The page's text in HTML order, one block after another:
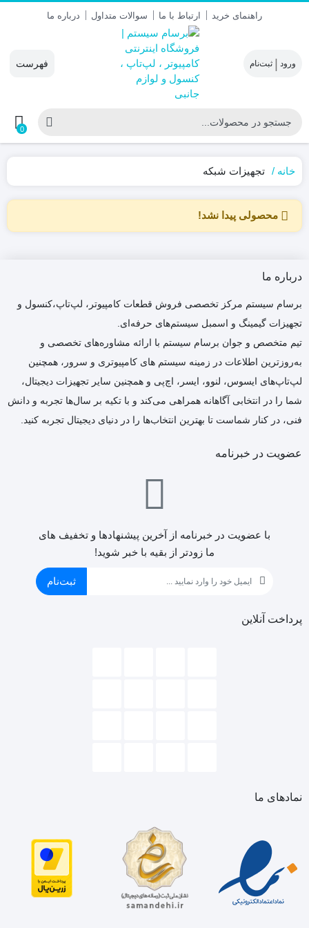
راهنمای خرید ارتباط با ما سوالات متداول درباره ما
|
0
خانه تجهیزات شبکه
محصولی پیدا نشد!
درباره ما
برسام سیستم مرکز تخصصی فروش قطعات کامپیوتر، لپ‌تاپ،کنسول و
تجهیزات گیمینگ و اسمبل سیستم‌های حرفه‌ای.
تیم متخصص و جوان برسام سیستم با ارائه مشاوره‌های تخصصی و
به‌روزترین اطلاعات در زمینه سیستم های کامپیوتری و سرور، همچنین
لپ‌تاپ‌های ایسوس، لنوو، ایسر، اچ‌پی و همچنین سایر تجهیزات دیجیتال،
شما را در انتخابی آگاهانه همراهی می‌کند و با تکیه بر سال‌ها تجربه و دانش
فنی، در کنار شماست تا بهترین انتخاب‌ها را در دنیای دیجیتال تجربه کنید.
عضویت در خبرنامه
با عضویت در خبرنامه از آخرین پیشنهادها و تخفیف های
ما زودتر از بقیه با خبر شوید!
ثبت‌نام
پرداخت آنلاین
نمادهای ما